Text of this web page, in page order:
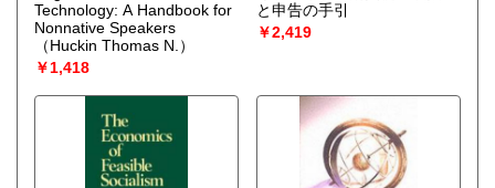
Technology: A Handbook for
Nonnative Speakers
（Huckin Thomas N.）
￥1,418
と申告の手引
￥2,419